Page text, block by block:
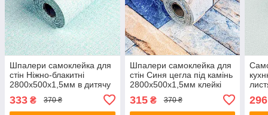
Шпалери самоклейка для
стін Ніжно-блакитні
2800х500х1,5мм в дитячу
рулонні клейкі
333 ₴ 370 ₴
Шпалери самоклейка для
стін Синя цегла під камінь
2800х500х1,5мм клейкі
вітальні кухні
315₴ 370 ₴ 296